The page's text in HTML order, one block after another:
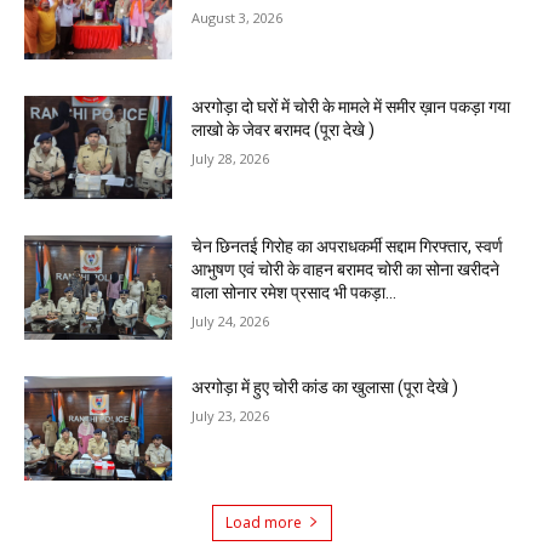
August 3, 2026
अरगोड़ा दो घरों में चोरी के मामले में समीर ख़ान पकड़ा गया
लाखो के जेवर बरामद (पूरा देखे )
July 28, 2026
चेन छिनतई गिरोह का अपराधकर्मी सद्दाम गिरफ्तार, स्वर्ण
आभुषण एवं चोरी के वाहन बरामद चोरी का सोना खरीदने
वाला सोनार रमेश प्रसाद भी पकड़ा...
July 24, 2026
अरगोड़ा में हुए चोरी कांड का खुलासा (पूरा देखे )
July 23, 2026
Load more